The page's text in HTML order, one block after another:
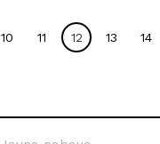
10 11 12 13 14